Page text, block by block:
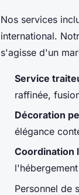
Nos services
international.
s'agisse d'un
Service
raffinée,
Décoration
élégance
Coordination
Personnel de